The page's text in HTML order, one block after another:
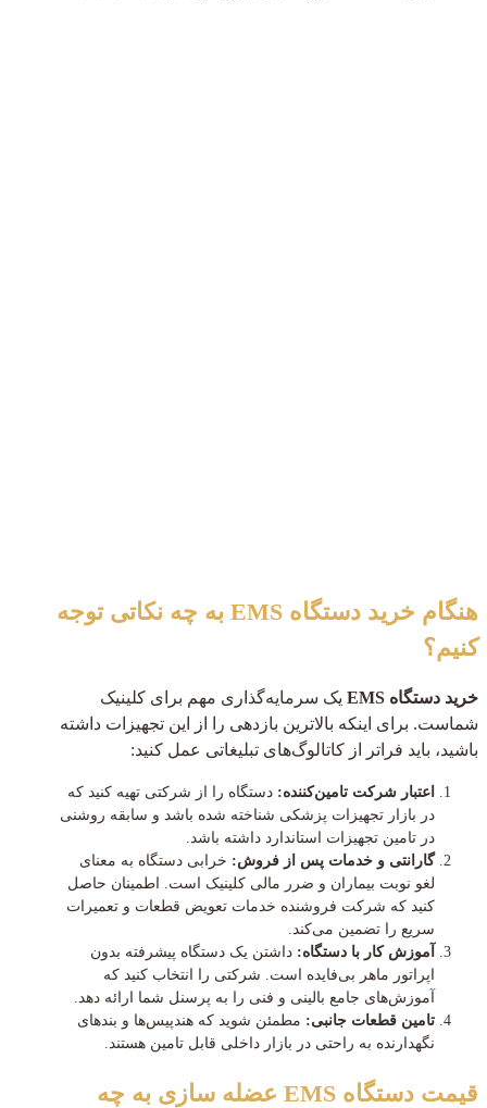
هنگام خرید دستگاه EMS به چه نکاتی توجه
کنیم؟
خرید دستگاه EMS
یک سرمایه‌گذاری مهم برای کلینیک
شماست. برای اینکه بالاترین بازدهی را از این تجهیزات داشته
باشید، باید فراتر از کاتالوگ‌های تبلیغاتی عمل کنید:
اعتبار شرکت تامین‌کننده: دستگاه را از شرکتی تهیه کنید که
در بازار تجهیزات پزشکی شناخته شده باشد و سابقه روشنی
در تامین تجهیزات استاندارد داشته باشد.
گارانتی و خدمات پس از فروش: خرابی دستگاه به معنای
لغو نوبت بیماران و ضرر مالی کلینیک است. اطمینان حاصل
کنید که شرکت فروشنده خدمات تعویض قطعات و تعمیرات
سریع را تضمین می‌کند.
آموزش کار با دستگاه: داشتن یک دستگاه پیشرفته بدون
اپراتور ماهر بی‌فایده است. شرکتی را انتخاب کنید که
آموزش‌های جامع بالینی و فنی را به پرسنل شما ارائه دهد.
تامین قطعات جانبی: مطمئن شوید که هندپیس‌ها و بندهای
نگهدارنده به راحتی در بازار داخلی قابل تامین هستند.
قیمت دستگاه EMS عضله سازی به چه